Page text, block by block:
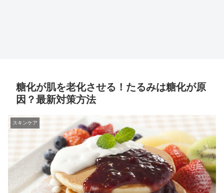
糖化が肌を老化させる！たるみは糖化が原
因？最新対策方法
スキンケア